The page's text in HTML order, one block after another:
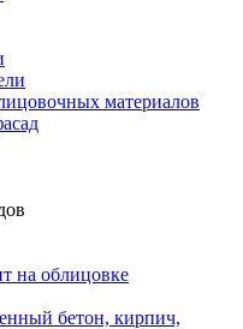
материалов
на облицовке
бетон, кирпич,